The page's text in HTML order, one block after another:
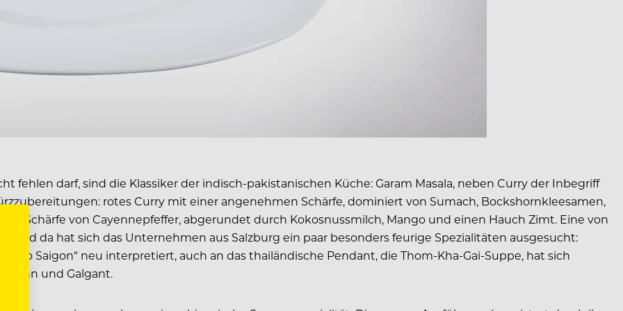
fehlen darf, sind die Klassiker der indisch-pakistanischen Küche: Garam Masala, neben Curry der Inbegriff
rotes Curry mit einer angenehmen Schärfe, dominiert von Sumach, Bockshornkleesamen,
Schärfe von Cayennepfeffer, abgerundet durch Kokosnussmilch, Mango und einen Hauch Zimt. Eine von
und da hat sich das Unternehmen aus Salzburg ein paar besonders feurige Spezialitäten ausgesucht:
Saigon“ neu interpretiert, auch an das thailändische Pendant, die Thom-Kha-Gai-Suppe, hat sich
Huhn und Galgant.